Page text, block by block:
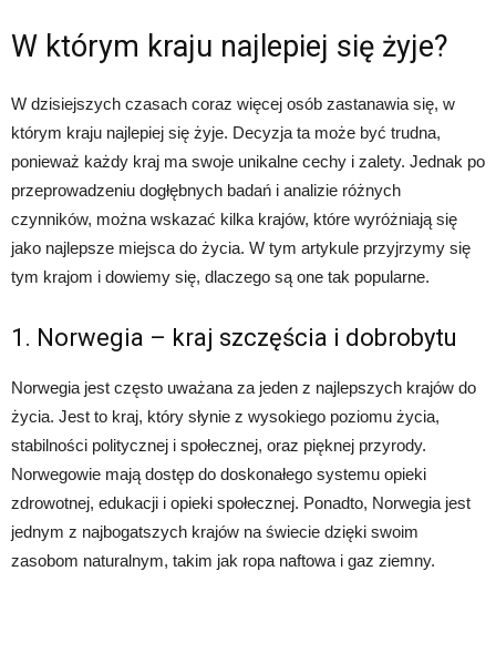
W którym kraju najlepiej się żyje?
W dzisiejszych czasach coraz więcej osób zastanawia się, w
którym kraju najlepiej się żyje. Decyzja ta może być trudna,
ponieważ każdy kraj ma swoje unikalne cechy i zalety. Jednak po
przeprowadzeniu dogłębnych badań i analizie różnych
czynników, można wskazać kilka krajów, które wyróżniają się
jako najlepsze miejsca do życia. W tym artykule przyjrzymy się
tym krajom i dowiemy się, dlaczego są one tak popularne.
1. Norwegia – kraj szczęścia i dobrobytu
Norwegia jest często uważana za jeden z najlepszych krajów do
życia. Jest to kraj, który słynie z wysokiego poziomu życia,
stabilności politycznej i społecznej, oraz pięknej przyrody.
Norwegowie mają dostęp do doskonałego systemu opieki
zdrowotnej, edukacji i opieki społecznej. Ponadto, Norwegia jest
jednym z najbogatszych krajów na świecie dzięki swoim
zasobom naturalnym, takim jak ropa naftowa i gaz ziemny.